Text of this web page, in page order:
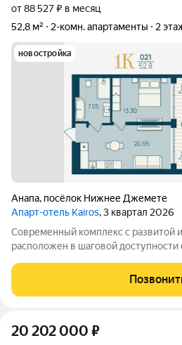
от 88 527 ₽ в месяц
52,8 м²
2-комн. апартаменты 2
новостройка
Анапа, посёлок Нижнее Джемете
Апарт-отель Kairos, 3 квартал 2026
Современный комплекс с развитой
расположен в шаговой
концепцией. Инфраструктура
Всесезонный подогреваемый
20 202 000 ₽